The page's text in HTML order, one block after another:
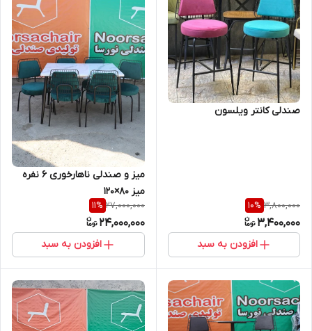
صندلی کانتر ویلسون
3,800,000
10%
3,400,000
افزودن به سبد
میز و صندلی ناهارخوری ۶ نفره
میز ۸۰×۱۲۰
27,000,000
11%
24,000,000
افزودن به سبد